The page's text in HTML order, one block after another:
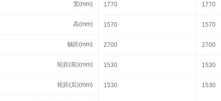
宽(mm) 1770 1770
高(mm) 1570 1570
轴距(mm) 2700 2700
轮距(前)(mm) 1530 1530
轮距(后)(mm) 1530 1530
宽(mm)
高(mm)
轴距(mm)
轮距(前)(mm)
轮距(后)(mm)